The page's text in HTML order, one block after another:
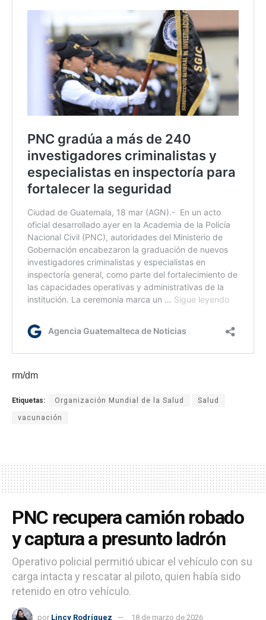
rm/dm
Etiquetas: Organización Mundial de la Salud Salud
vacunación
PNC recupera camión robado
y captura a presunto ladrón
Operativo policial permitió ubicar el vehículo con su
carga intacta y rescatar al piloto, quien había sido
retenido en otro vehículo.
por Lincy Rodríguez 18 de marzo de 2026